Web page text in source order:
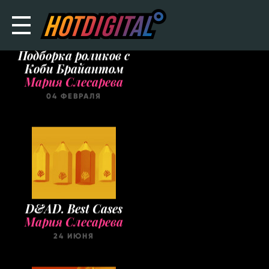
Подборка роликов с
Коби Брайантом
04 ФЕВРАЛЯ
D&AD. Best Cases
Мария Слесарева
24 ИЮНЯ